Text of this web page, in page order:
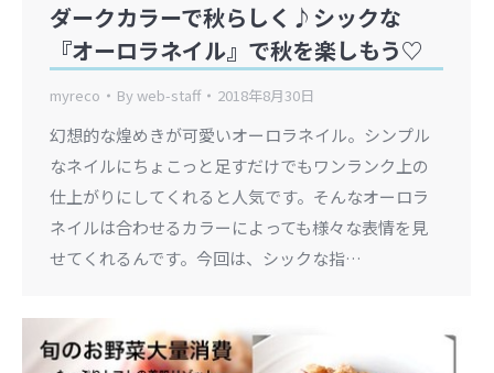
ダークカラーで秋らしく♪シックな
『オーロラネイル』で秋を楽しもう♡
myreco Byweb-staff 2018年8月30日
幻想的な煌めきが可愛いオーロラネイル。シンプル
なネイルにちょこっと足すだけでもワンランク上の
仕上がりにしてくれると人気です。そんなオーロラ
ネイルは合わせるカラーによっても様々な表情を見
せてくれるんです。今回は、シックな指…